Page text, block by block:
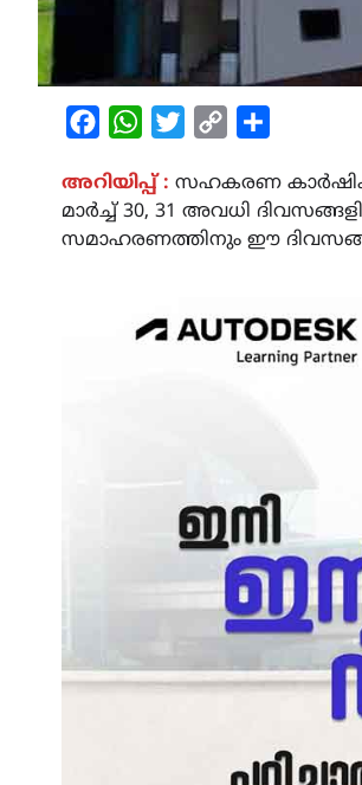
FacebookWhatsAppTwitterCopy
അറിയിപ്പ് : സഹകരണ കാർഷിക
മാർച്ച് 30, 31 അവധി
സമാഹരണത്തിനും ഈ